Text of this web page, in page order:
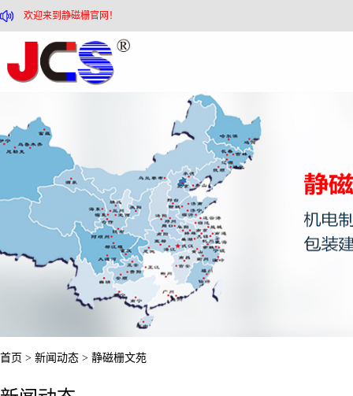
欢迎来到静磁栅官网！
首页 > 新闻动态 > 静磁栅文苑